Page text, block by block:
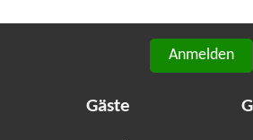
Anmelden
Gäste